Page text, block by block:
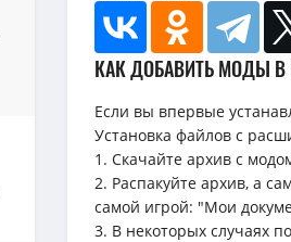
КАК ДОБАВИТЬ МОДЫ В
Если вы впервые
Установка файлов с
1. Скачайте архив с
2. Распакуйте архив, а
самой игрой: "Мои
3. В некоторых случаях